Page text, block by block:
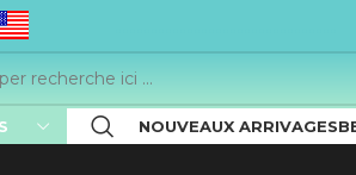
NOUVEAUX ARRIVAGES